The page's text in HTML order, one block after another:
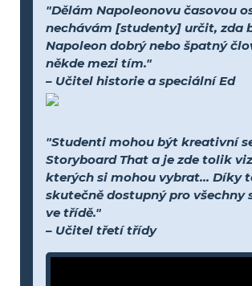
"Dělám Napoleonovu časovou
nechávám [studenty] určit, zda
Napoleon dobrý nebo špatný
někde mezi tím."
– Učitel historie a speciální Ed
"Studenti mohou být kreativní
Storyboard That a je zde tolik
kterých si mohou vybrat... Díky
skutečně dostupný pro všechny
ve třídě."
– Učitel třetí třídy